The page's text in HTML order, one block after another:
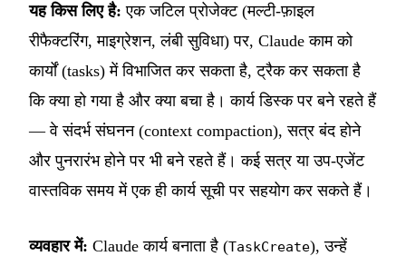
यह किस लिए है: एक जटिल प्रोजेक्ट (मल्टी-फ़ाइल
रीफैक्टरिंग, माइग्रेशन, लंबी सुविधा) पर, Claude काम को
कार्यों (tasks) में विभाजित कर सकता है, ट्रैक कर सकता है
कि क्या हो गया है और क्या बचा है। कार्य डिस्क पर बने रहते हैं
— वे संदर्भ संघनन (context compaction), सत्र बंद होने
और पुनरारंभ होने पर भी बने रहते हैं। कई सत्र या उप-एजेंट
वास्तविक समय में एक ही कार्य सूची पर सहयोग कर सकते हैं।
व्यवहार में: Claude कार्य बनाता है (TaskCreate), उन्हें